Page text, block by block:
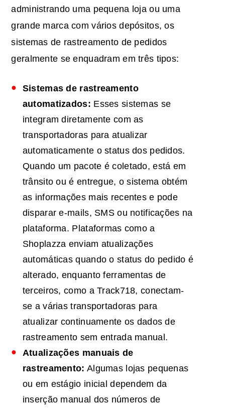
administrando uma pequena loja ou uma
grande marca com vários depósitos, os
sistemas de rastreamento de pedidos
geralmente se enquadram em três tipos:
Sistemas de rastreamento
automatizados: Esses sistemas se
integram diretamente com as
transportadoras para atualizar
automaticamente o status dos pedidos.
Quando um pacote é coletado, está em
trânsito ou é entregue, o sistema obtém
as informações mais recentes e pode
disparar e-mails, SMS ou notificações na
plataforma. Plataformas como a
Shoplazza enviam atualizações
automáticas quando o status do pedido é
alterado, enquanto ferramentas de
terceiros, como a Track718, conectam-
se a várias transportadoras para
atualizar continuamente os dados de
rastreamento sem entrada manual.
Atualizações manuais de
rastreamento: Algumas lojas pequenas
ou em estágio inicial dependem da
inserção manual dos números de